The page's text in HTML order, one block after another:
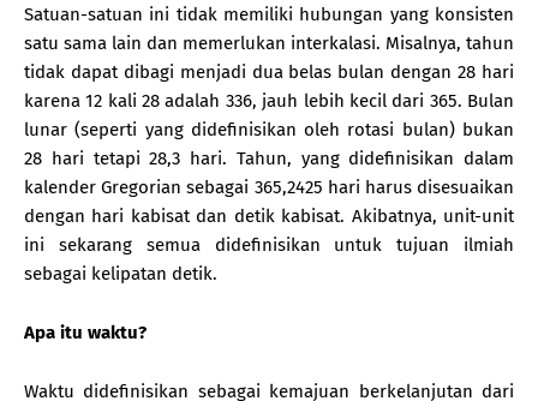
Satuan-satuan ini tidak memiliki hubungan yang konsisten
satu sama lain dan memerlukan interkalasi. Misalnya, tahun
tidak dapat dibagi menjadi dua belas bulan dengan 28 hari
karena 12 kali 28 adalah 336, jauh lebih kecil dari 365. Bulan
lunar (seperti yang didefinisikan oleh rotasi bulan) bukan
28 hari tetapi 28,3 hari. Tahun, yang didefinisikan dalam
kalender Gregorian sebagai 365,2425 hari harus disesuaikan
dengan hari kabisat dan detik kabisat. Akibatnya, unit-unit
ini sekarang semua didefinisikan untuk tujuan ilmiah
sebagai kelipatan detik.
Apa itu waktu?
Waktu didefinisikan sebagai kemajuan berkelanjutan dari